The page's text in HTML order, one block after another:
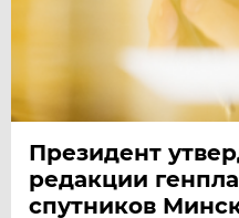
Президент
редакции
спутников